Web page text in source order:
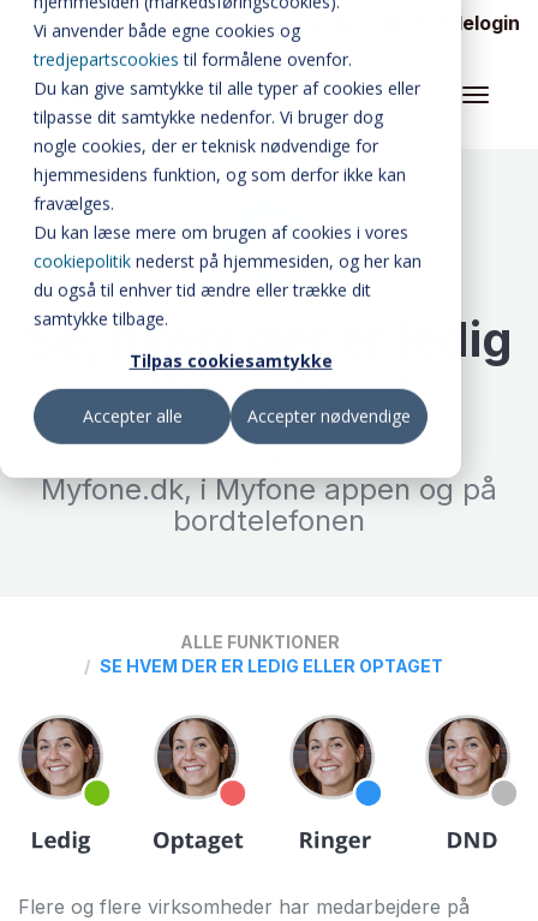
Vi anvender både egne cookies og
tredjepartscookies til formålene ovenfor.
Du kan give samtykke til alle typer af cookies eller
tilpasse dit samtykke nedenfor. Vi bruger dog
nogle cookies, der er teknisk nødvendige for
hjemmesidens funktion, og som derfor ikke kan
fravælges.
Du kan læse mere om brugen af cookies i vores
cookiepolitik nederst på hjemmesiden, og her kan
du også til enhver tid ændre eller trække dit
samtykke tilbage.
Tilpas cookiesamtykke
Accepter alle Accepter nødvendige
Kundelogin
myfone.dk
Søg
FLEXFONE CALLAI
WALLBOARD
ALLE FUNKTIONER
BUSYLIGHT
SOFTPHONE
INTEGRATIONER
MATERIALER
PRISER
OM FLEXFONE
KVALITET OG STABILITET
FORHANDLER
BLOG
Se, hvem der er ledig
eller optaget
Myfone.dk, i Myfone appen og på
bordtelefonen
ALLE FUNKTIONER
SE HVEM DER ER LEDIG ELLER OPTAGET
Flere og flere virksomheder har medarbejdere på